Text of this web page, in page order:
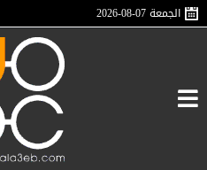
الجمعة2026-08-07